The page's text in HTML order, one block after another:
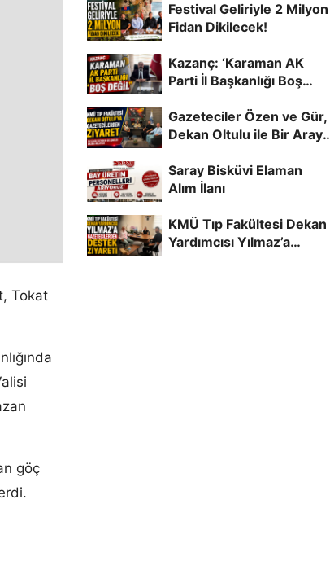
Tokat
göç
Festival Geliriyle 2 Milyon
Fidan Dikilecek!
Kazanç: ‘Karaman AK
Parti İl Başkanlığı Boş
Gazeteciler Özen ve Gür,
Dekan Oltulu ile Bir Araya
Saray Bisküvi Elaman
Alım İlanı
KMÜ Tıp Fakültesi Dekan
Yardımcısı Yılmaz’a